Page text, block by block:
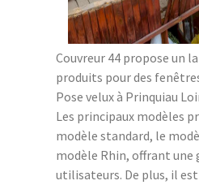
Couvreur 44 propose un
produits pour des
Pose velux à Prinquiau
Les principaux modèles
modèle standard, le
modèle Rhin, offrant une
utilisateurs. De plus, il